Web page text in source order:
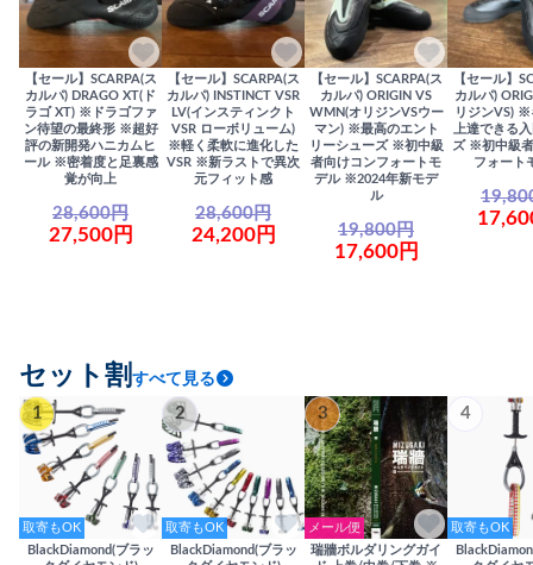
【セール】SCARPA(ス
カルパ) DRAGO XT(ド
ラゴ XT) ※ドラゴファ
ン待望の最終形 ※超好
評の新開発ハニカムヒ
ール ※密着度と足裏感
覚が向上
28,600円
27,500円
【セール】SCARPA(ス
カルパ) INSTINCT VSR
LV(インスティンクト
VSR ローボリューム)
※軽く柔軟に進化した
VSR ※新ラストで異次
元フィット感
28,600円
24,200円
【セール】SCARPA(ス
カルパ) ORIGIN VS
WMN(オリジンVSウー
マン) ※最高のエント
リーシューズ ※初中級
者向けコンフォートモ
デル ※2024年新モデ
ル
19,800円
17,600円
【セール】
カルパ)
リジンVS) ※
上達できる
ズ ※初中級
フォート
セット割 すべて見る
1
取寄もOK
BlackDiamond(ブラッ
2
取寄もOK
BlackDiamond(ブラッ
3
メール便
瑞牆ボルダリングガイ
4
取寄もOK